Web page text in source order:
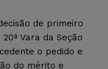
de primeiro
Vara da Seção
o pedido e
do mérito e